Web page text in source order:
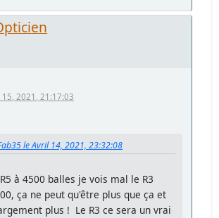
15, 2021, 21:17:03
le Avril 14, 2021, 23:32:08
à 4500 balles je vois mal le R3
ça ne peut qu'être plus que ça et
plus ! Le R3 ce sera un vrai